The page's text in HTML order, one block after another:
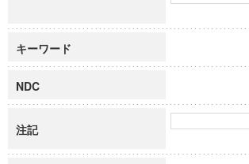
キーワード
NDC
注記